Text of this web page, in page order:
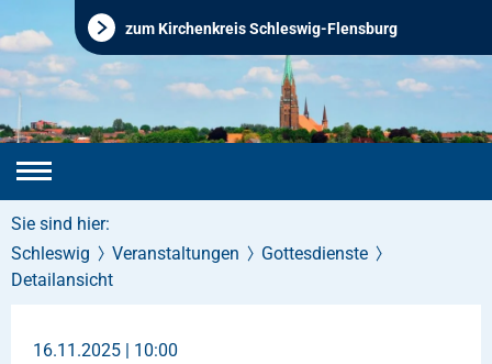
zum Kirchenkreis Schleswig-Flensburg
Sie sind hier:
Schleswig
Veranstaltungen
Gottesdienste
Detailansicht
16.11.2025 | 10:00